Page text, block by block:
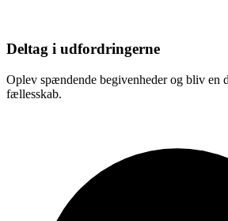
Deltag i udfordringerne
Oplev spændende begivenheder og bliv en
fællesskab.